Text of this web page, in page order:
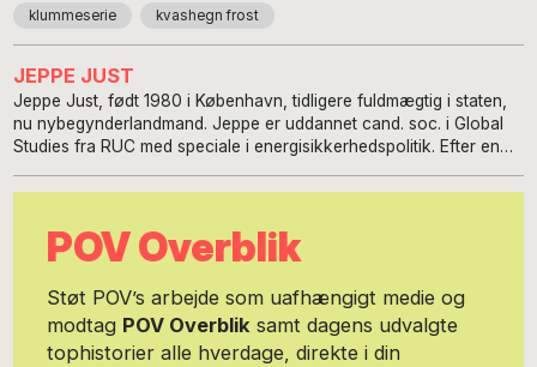
klummeserie kvashegn frost
JEPPE JUST
Jeppe Just, født 1980 i København, tidligere fuldmægtig i staten,
nu nybegynderlandmand. Jeppe er uddannet cand. soc. i Global
Studies fra RUC med speciale i energisikkerhedspolitik. Efter en
skifte spor ved at sige sit job op og forsøge at blive
www.jordunderneglene.com om, hvordan det er skifte spor
midvejs til et liv, man har drømt om, men ikke har nogen
de en søn og en hund.
POV Overblik
Støt POV’s arbejde som uafhængigt medie og
modtag POV Overbliksamt dagens udvalgte
tophistorier alle hverdage, direkte i din